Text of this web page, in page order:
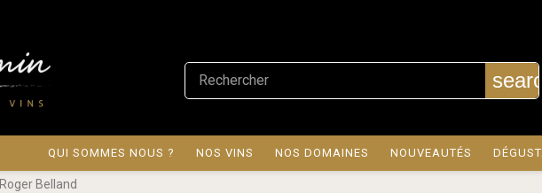
QUI SOMMES NOUS ? NOS VINS NOS DOMAINES NOUVEAUTÉS
Roger Belland